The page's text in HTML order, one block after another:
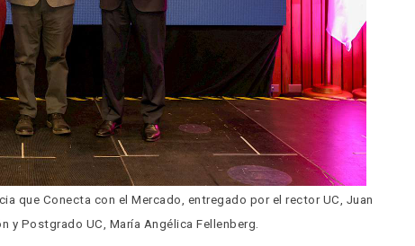
que Conecta con el Mercado, entregado por el rector UC, Juan
y Postgrado UC, María Angélica Fellenberg.